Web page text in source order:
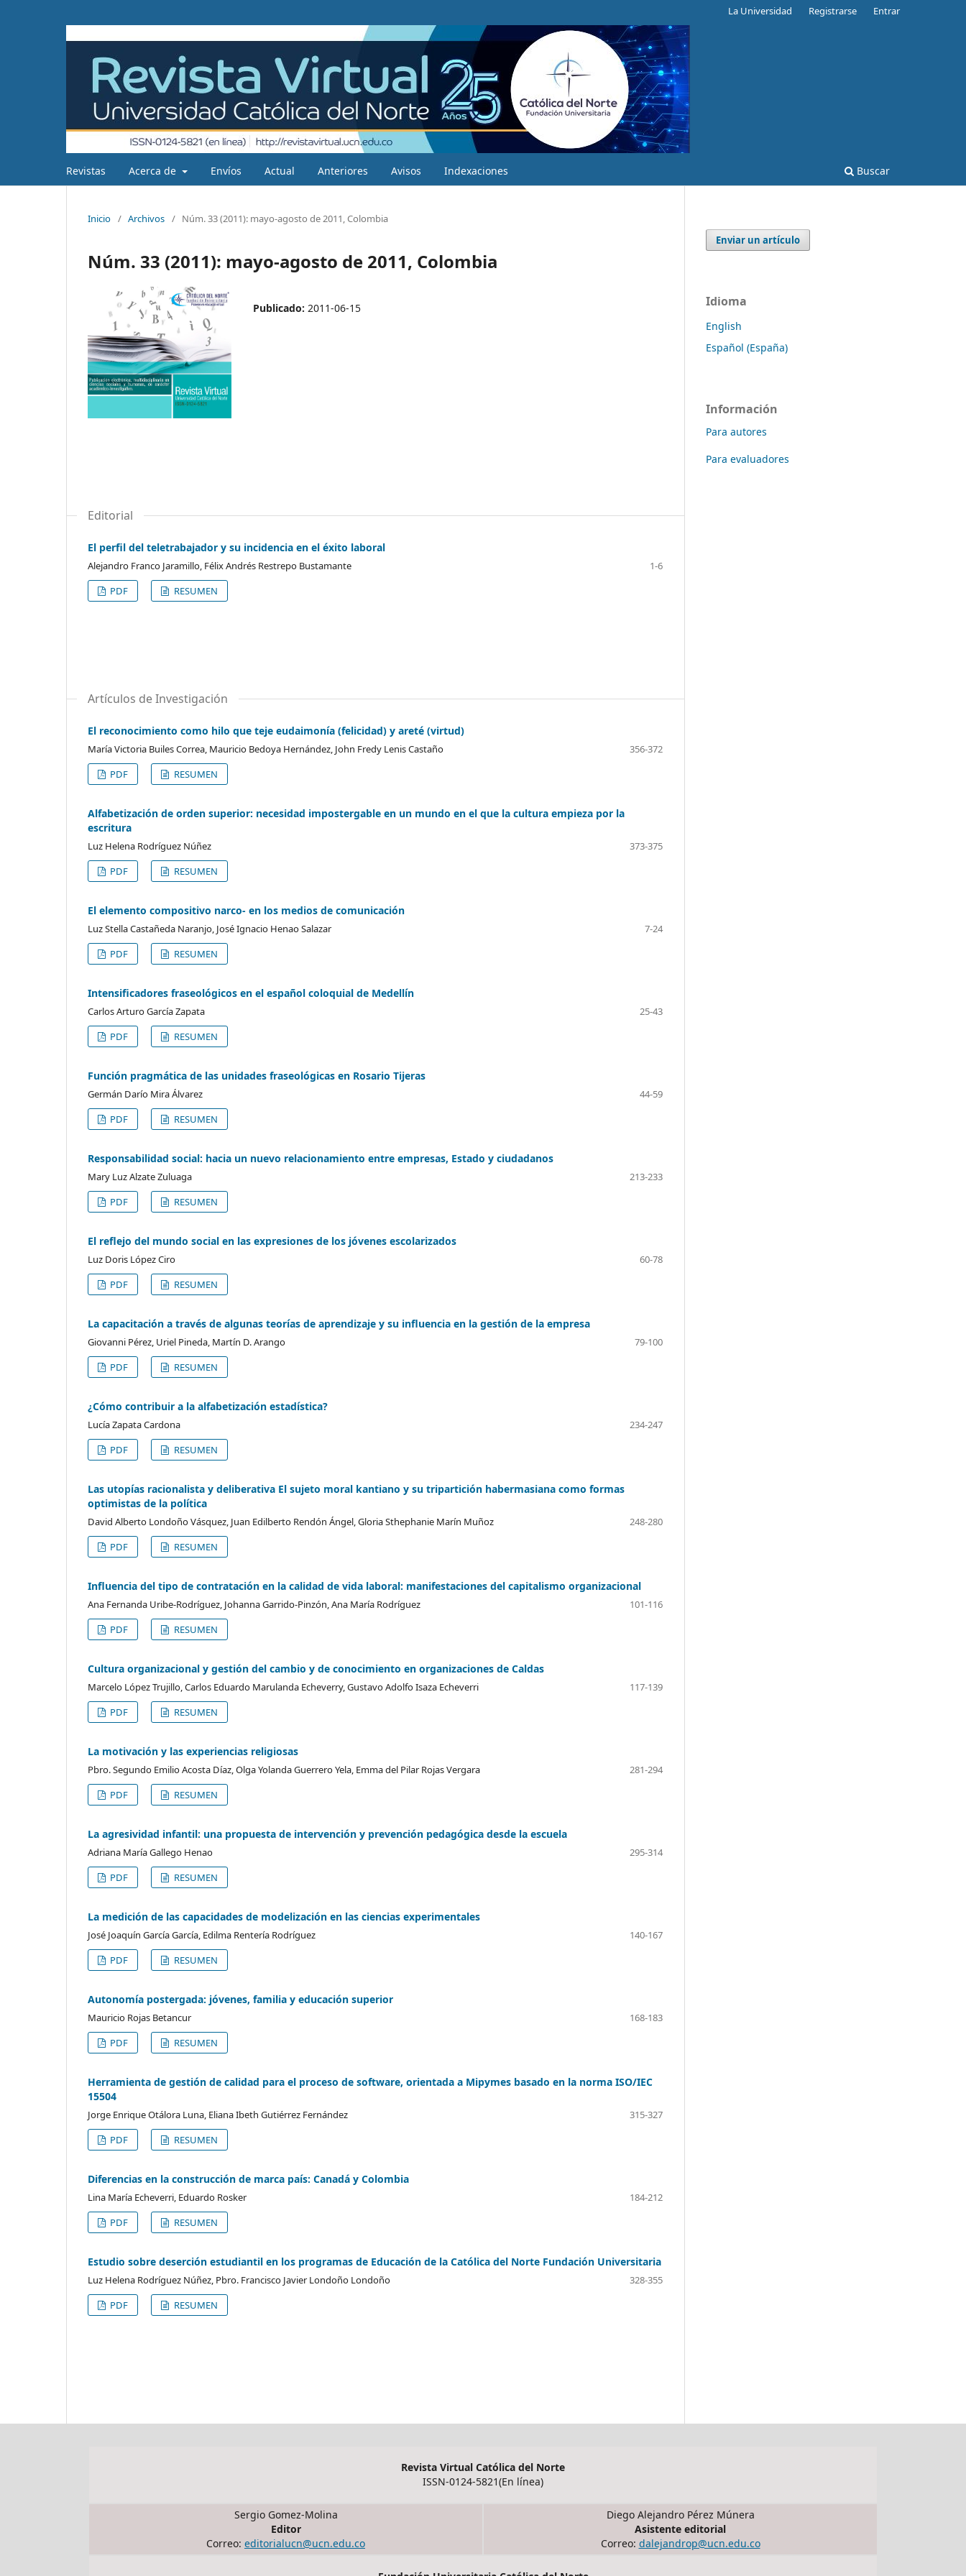
Revistas Acerca de Envíos Actual Anteriores Avisos Indexaciones Buscar
La Universidad Registrarse Entrar
Inicio / Archivos / Núm. 33 (2011): mayo-agosto de 2011, Colombia
Núm. 33 (2011): mayo-agosto de 2011, Colombia
Publicado: 2011-06-15
Editorial
El perfil del teletrabajador y su incidencia en el éxito laboral
Alejandro Franco Jaramillo, Félix Andrés Restrepo Bustamante
1-6
PDF
RESUMEN
Artículos de Investigación
El reconocimiento como hilo que teje eudaimonía (felicidad) y areté (virtud)
María Victoria Builes Correa, Mauricio Bedoya Hernández, John Fredy Lenis Castaño
356-372
PDF
RESUMEN
Alfabetización de orden superior: necesidad impostergable en un mundo en el que la cultura empieza por la
escritura
Luz Helena Rodríguez Núñez
373-375
PDF
RESUMEN
El elemento compositivo narco- en los medios de comunicación
Luz Stella Castañeda Naranjo, José Ignacio Henao Salazar
7-24
PDF
RESUMEN
Intensificadores fraseológicos en el español coloquial de Medellín
Carlos Arturo García Zapata
25-43
PDF
RESUMEN
Función pragmática de las unidades fraseológicas en Rosario Tijeras
Germán Darío Mira Álvarez
44-59
PDF
RESUMEN
Responsabilidad social: hacia un nuevo relacionamiento entre empresas, Estado y ciudadanos
Mary Luz Alzate Zuluaga
213-233
PDF
RESUMEN
El reflejo del mundo social en las expresiones de los jóvenes escolarizados
Luz Doris López Ciro
60-78
PDF
RESUMEN
La capacitación a través de algunas teorías de aprendizaje y su influencia en la gestión de la empresa
Giovanni Pérez, Uriel Pineda, Martín D. Arango
79-100
PDF
RESUMEN
¿Cómo contribuir a la alfabetización estadística?
Lucía Zapata Cardona
234-247
PDF
RESUMEN
Las utopías racionalista y deliberativa El sujeto moral kantiano y su tripartición habermasiana como formas
optimistas de la política
David Alberto Londoño Vásquez, Juan Edilberto Rendón Ángel, Gloria Sthephanie Marín Muñoz
248-280
PDF
RESUMEN
Influencia del tipo de contratación en la calidad de vida laboral: manifestaciones del capitalismo organizacional
Ana Fernanda Uribe-Rodríguez, Johanna Garrido-Pinzón, Ana María Rodríguez
101-116
PDF
RESUMEN
Cultura organizacional y gestión del cambio y de conocimiento en organizaciones de Caldas
Marcelo López Trujillo, Carlos Eduardo Marulanda Echeverry, Gustavo Adolfo Isaza Echeverri
117-139
PDF
RESUMEN
La motivación y las experiencias religiosas
Pbro. Segundo Emilio Acosta Díaz, Olga Yolanda Guerrero Yela, Emma del Pilar Rojas Vergara
281-294
PDF
RESUMEN
La agresividad infantil: una propuesta de intervención y prevención pedagógica desde la escuela
Adriana María Gallego Henao
295-314
PDF
RESUMEN
La medición de las capacidades de modelización en las ciencias experimentales
José Joaquín García García, Edilma Rentería Rodríguez
140-167
PDF
RESUMEN
Autonomía postergada: jóvenes, familia y educación superior
Mauricio Rojas Betancur
168-183
PDF
RESUMEN
Herramienta de gestión de calidad para el proceso de software, orientada a Mipymes basado en la norma ISO/IEC
15504
Jorge Enrique Otálora Luna, Eliana Ibeth Gutiérrez Fernández
315-327
PDF
RESUMEN
Diferencias en la construcción de marca país: Canadá y Colombia
Lina María Echeverri, Eduardo Rosker
184-212
PDF
RESUMEN
Estudio sobre deserción estudiantil en los programas de Educación de la Católica del Norte Fundación Universitaria
Luz Helena Rodríguez Núñez, Pbro. Francisco Javier Londoño Londoño
328-355
PDF
RESUMEN
Enviar un artículo
Idioma
English
Español (España)
Información
Para autores
Para evaluadores
Revista Virtual Católica del Norte
ISSN-0124-5821(En línea)
Sergio Gomez-Molina
Editor
Correo: editorialucn@ucn.edu.co
Diego Alejandro Pérez Múnera
Asistente editorial
Correo: dalejandrop@ucn.edu.co